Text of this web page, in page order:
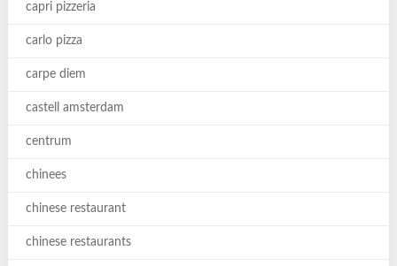
capri pizzeria
carlo pizza
carpe diem
castell amsterdam
centrum
chinees
chinese restaurant
chinese restaurants